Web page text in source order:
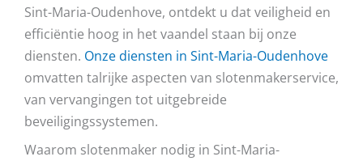
Sint-Maria-Oudenhove, ontdekt u dat veiligheid en
efficiëntie hoog in het vaandel staan bij onze
diensten. Onze diensten in Sint-Maria-Oudenhove
omvatten talrijke aspecten van slotenmakerservice,
van vervangingen tot uitgebreide
beveiligingssystemen.
Waarom slotenmaker nodig in Sint-Maria-